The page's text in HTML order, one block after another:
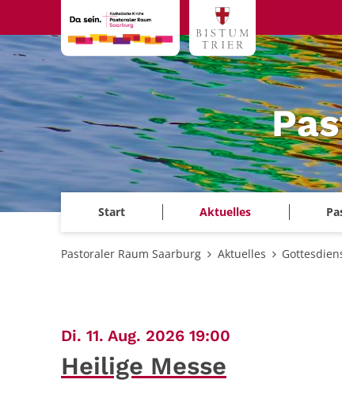
Zum Inhalt springen
Start Aktuelles
Pastoraler Raum Saarburg Aktuelles
Di. 11. Aug. 2026 19:00
Heilige Messe